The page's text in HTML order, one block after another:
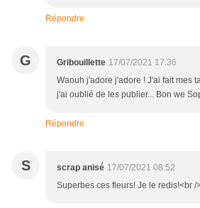
Répondre
G Gribouillette 17/07/2021 17:36
Waouh j'adore j'adore ! J'ai fait mes
j'ai oublié de les publier... Bon we
Répondre
S scrap anisé 17/07/2021 08:52
Superbes ces fleurs! Je le redis!<br /